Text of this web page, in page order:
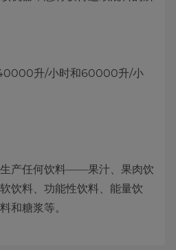
升/小时和60000升/小
产任何饮料——果汁、果肉饮
饮料、功能性饮料、能量饮
和糖浆等。